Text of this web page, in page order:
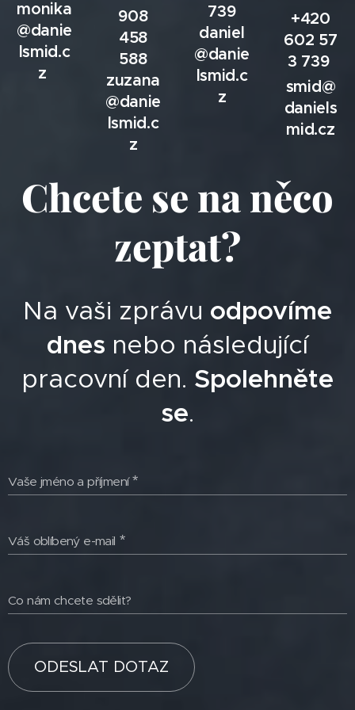
monika
@danie
lsmid.c
z
908
458
588
zuzana
@danie
lsmid.c
z
739
daniel
@danie
lsmid.c
z
+420
602 57
3 739
smid@
daniels
mid.cz
Chcete se na něco
zeptat?
Na vaši zprávu odpovíme
dnes nebo následující
pracovní den. Spolehněte
se.
Vaše jméno a příjmení
Váš oblíbený e-mail
Co nám chcete sdělit?
ODESLAT DOTAZ